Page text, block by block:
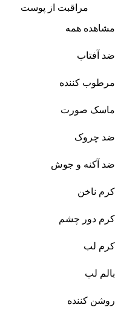
مراقبت از پوست
مشاهده همه
ضد آفتاب
مرطوب کننده
ماسک صورت
ضد چروک
ضد آکنه و جوش
کرم ناخن
کرم دور چشم
کرم لب
بالم لب
روشن کننده